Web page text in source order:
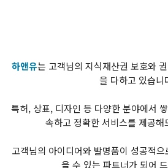
하앤유는 고객님의 지식재산권 보호와
을 다하고 있습니
특허, 상표, 디자인 등 다양한 분야에서
속하고 정확한 서비스를 제공해
고객님의 아이디어와 발명품이 성공적
을 수 있는 파트너가 되어